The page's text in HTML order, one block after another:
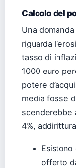
Calcolo del
Una
riguarda
tasso di
1000 euro
potere
media fosse
scenderebbe
4%,
Esistono
offerto